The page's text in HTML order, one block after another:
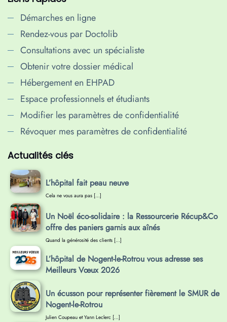
Démarches en ligne
Rendez-vous par Doctolib
Consultations avec un spécialiste
Obtenir votre dossier médical
Hébergement en EHPAD
Espace professionnels et étudiants
Modifier les paramètres de confidentialité
Révoquer mes paramètres de confidentialité
Actualités clés
L’hôpital fait peau neuve
Cela ne vous aura pas […]
Un Noël éco-solidaire : la Ressourcerie Récup&Co
offre des paniers garnis aux aînés
Quand la générosité des clients […]
L’hôpital de Nogent-le-Rotrou vous adresse ses
Meilleurs Vœux 2026
Un écusson pour représenter fièrement le SMUR de
Nogent-le-Rotrou
Julien Coupeau et Yann Leclerc […]